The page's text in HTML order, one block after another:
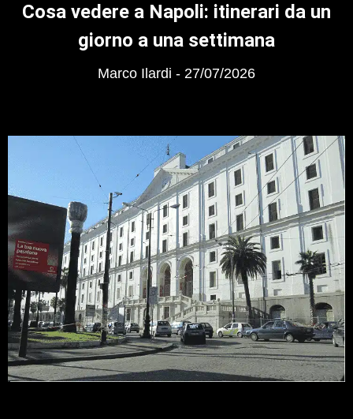
Cosa vedere a Napoli: itinerari da un
giorno a una settimana
Marco Ilardi 27/07/2026